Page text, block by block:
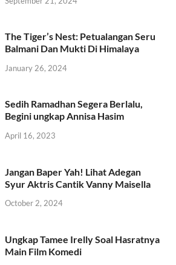
The Tiger’s Nest: Petualangan Seru
Balmani Dan Mukti Di Himalaya
January 26, 2024
Sedih Ramadhan Segera Berlalu,
Begini ungkap Annisa Hasim
April 16, 2023
Jangan Baper Yah! Lihat Adegan
Syur Aktris Cantik Vanny Maisella
October 2, 2024
Ungkap Tamee Irelly Soal Hasratnya
Main Film Komedi